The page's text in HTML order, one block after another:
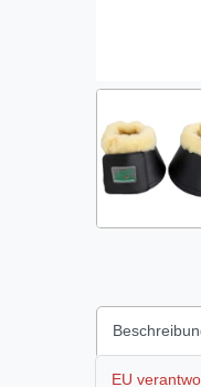
EU